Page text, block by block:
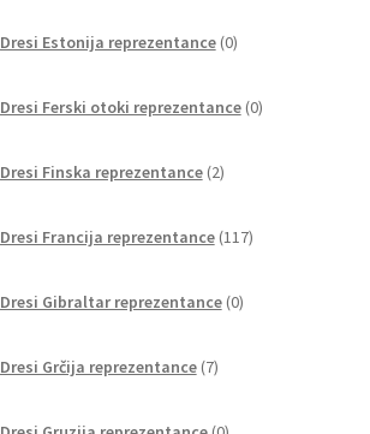
Dresi Estonija reprezentance 0izdelkov
Dresi Ferski otoki reprezentance 0izdelkov
Dresi Finska reprezentance 2izdelka
Dresi Francija reprezentance 117izdelkov
Dresi Gibraltar reprezentance 0izdelkov
Dresi Grčija reprezentance 7izdelkov